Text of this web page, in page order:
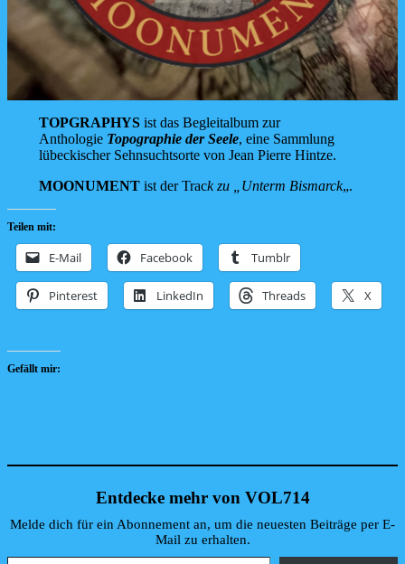
TOPGRAPHYSist das Begleitalbum zur
Anthologie Topographie der Seele, eine Sammlung
lübeckischer Sehnsuchtsorte von Jean Pierre Hintze.
MOONUMENTist der Track zu „ Unterm Bismarck„.
Teilen mit:
E-Mail Facebook Tumblr
Pinterest LinkedIn Threads X
Gefällt mir:
Entdecke mehr von VOL714
Melde dich für ein Abonnement an, um die neuesten Beiträge per E-
Mail zu erhalten.
Gib deine E-Mail-Adresse ein ...